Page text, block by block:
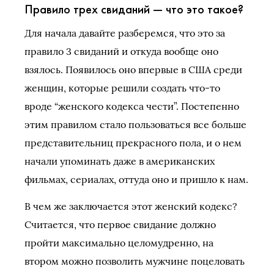
Правило трех свиданий — что это такое?
Для начала давайте разберемся, что это за
правило 3 свиданий и откуда вообще оно
взялось. Появилось оно впервые в США среди
женщин, которые решили создать что-то
вроде “женского кодекса чести”. Постепенно
этим правилом стало пользоваться все больше
представительниц прекрасного пола, и о нем
начали упоминать даже в американских
фильмах, сериалах, оттуда оно и пришло к нам.
В чем же заключается этот женский кодекс?
Считается, что первое свидание должно
пройти максимально целомудренно, на
втором можно позволить мужчине поцеловать